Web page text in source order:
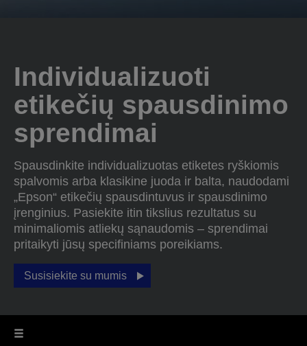
Individualizuoti
etikečių spausdinimo
sprendimai
Spausdinkite individualizuotas etiketes ryškiomis
spalvomis arba klasikine juoda ir balta, naudodami
„Epson“ etikečių spausdintuvus ir spausdinimo
įrenginius. Pasiekite itin tikslius rezultatus su
minimaliomis atliekų sąnaudomis – sprendimai
pritaikyti jūsų specifiniams poreikiams.
Susisiekite su mumis